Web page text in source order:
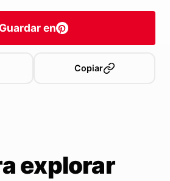
Guardar en
Copiar
explorar